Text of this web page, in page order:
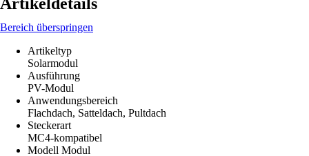
Bereich überspringen
Artikeltyp
Solarmodul
Ausführung
PV-Modul
Anwendungsbereich
Flachdach, Satteldach, Pultdach
Steckerart
MC4-kompatibel
Modell Modul